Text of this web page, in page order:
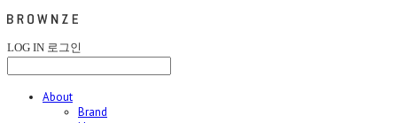
LOG IN 로그인
About
Brand